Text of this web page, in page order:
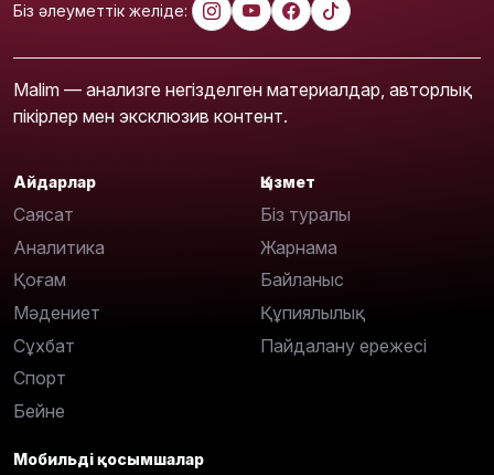
Біз әлеуметтік желіде:
Malim — анализге негізделген материалдар, авторлық
пікірлер мен эксклюзив контент.
Айдарлар
Саясат
Аналитика
Қоғам
Мәдениет
Сұхбат
Спорт
Бейне
Қызмет
Біз туралы
Жарнама
Байланыс
Құпиялылық
Пайдалану ережесі
Мобильді қосымшалар